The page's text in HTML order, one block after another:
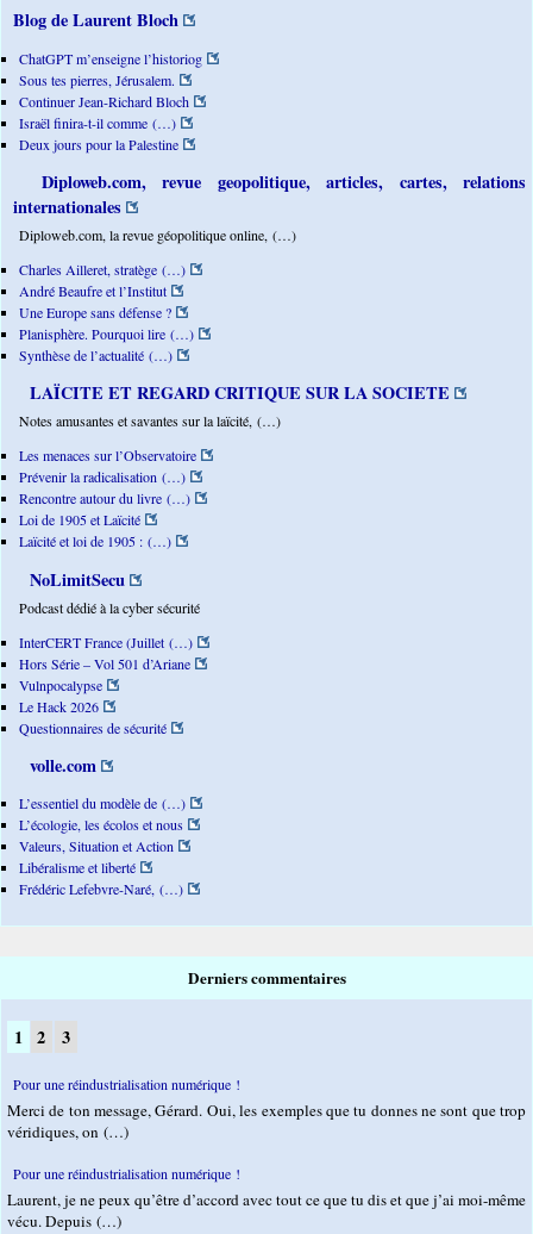
Blog de Laurent Bloch
ChatGPT m’enseigne l’historiog
Sous tes pierres, Jérusalem.
Continuer Jean-Richard Bloch
Israël finira-t-il comme (…)
Deux jours pour la Palestine
Diploweb.com, revue geopolitique, articles, cartes, relations
internationales
Diploweb.com, la revue géopolitique online, (…)
Charles Ailleret, stratège (…)
André Beaufre et l’Institut
Une Europe sans défense ?
Planisphère. Pourquoi lire (…)
Synthèse de l’actualité (…)
LAÏCITE ET REGARD CRITIQUE SUR LA SOCIETE
Notes amusantes et savantes sur la laïcité, (…)
Les menaces sur l’Observatoire
Prévenir la radicalisation (…)
Rencontre autour du livre (…)
Loi de 1905 et Laïcité
Laïcité et loi de 1905 : (…)
NoLimitSecu
Podcast dédié à la cyber sécurité
InterCERT France (Juillet (…)
Hors Série – Vol 501 d’Ariane
Vulnpocalypse
Le Hack 2026
Questionnaires de sécurité
volle.com
L’essentiel du modèle de (…)
L’écologie, les écolos et nous
Valeurs, Situation et Action
Libéralisme et liberté
Frédéric Lefebvre-Naré, (…)
Derniers commentaires
1 2 3
Pour une réindustrialisation numérique !
Merci de ton message, Gérard. Oui, les exemples que tu donnes ne sont que trop
véridiques, on (…)
Pour une réindustrialisation numérique !
Laurent, je ne peux qu’être d’accord avec tout ce que tu dis et que j’ai moi-même
vécu. Depuis (…)